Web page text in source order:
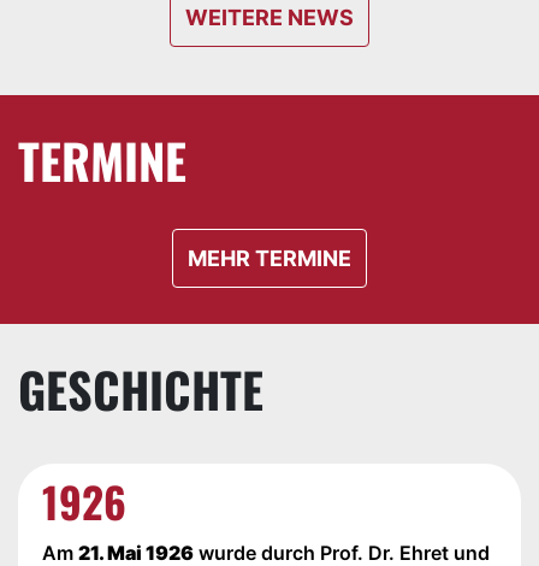
WEITERE NEWS
TERMINE
MEHR TERMINE
GESCHICHTE
1926
Am 21. Mai 1926 wurde durch Prof. Dr. Ehret und